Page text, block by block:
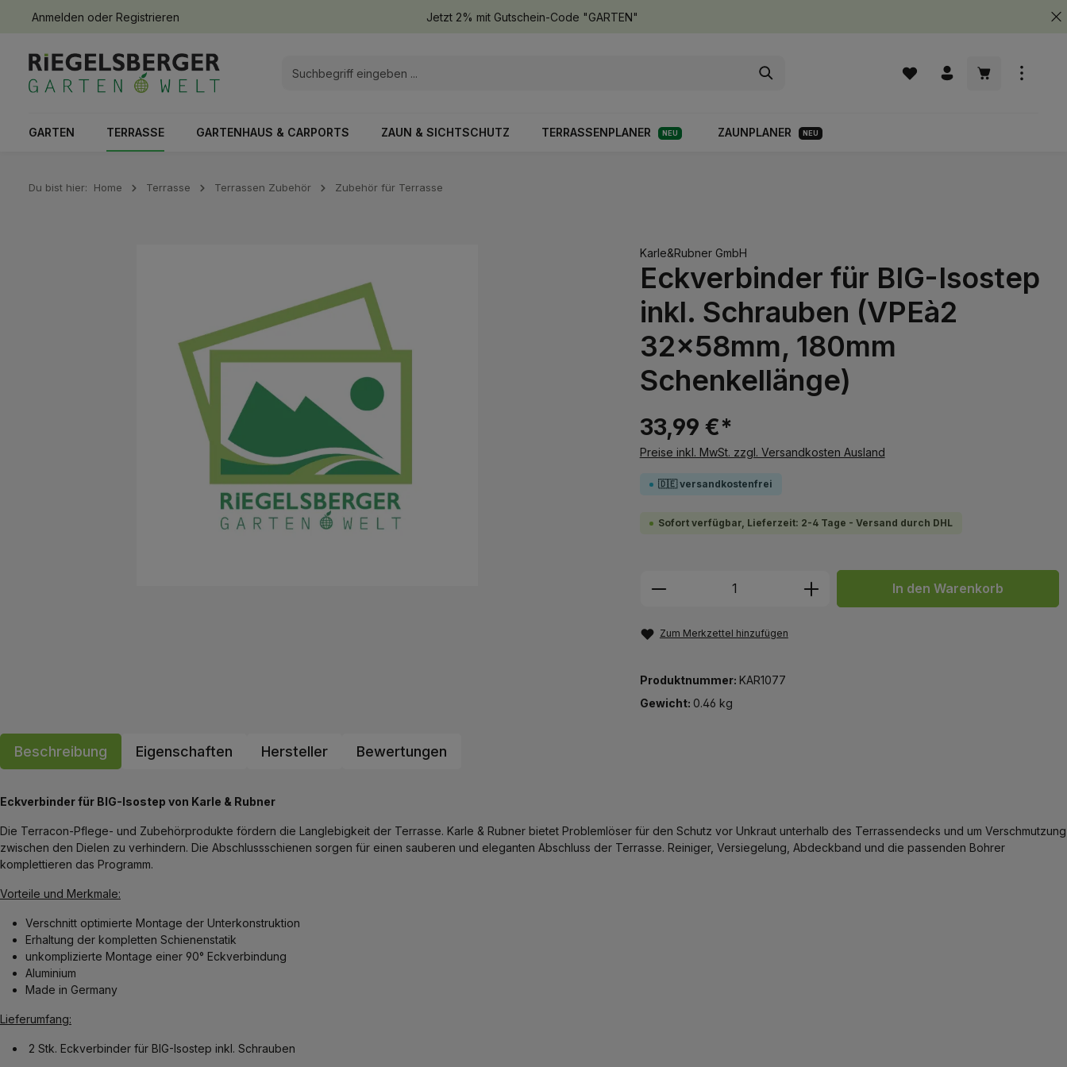
Zur Hauptnavigation springen
Anmelden oder Registrieren Jetzt 2% mit Gutschein-Code "GARTEN"
Warenkorb
GARTEN TERRASSE GARTENHAUS & CARPORTS ZAUN & SICHTSCHUTZ TERRASSENPLANER NEU ZAUNPLANER NEU
Du bist hier: Home Terrasse Terrassen Zubehör Zubehör für Terrasse
Karle&Rubner GmbH
Eckverbinder für BIG-Isostep
inkl. Schrauben (VPEà2
32x58mm, 180mm
Schenkellänge)
33,99 €*
Preise inkl. MwSt. zzgl. Versandkosten Ausland
🇩🇪 versandkostenfrei
Sofort verfügbar, Lieferzeit: 2-4 Tage - Versand durch DHL
Produkt Anzahl: Gib den gewünschten Wert
In den Warenkorb
Zum Merkzettel hinzufügen
Produktnummer: KAR1077
Gewicht: 0.46 kg
Beschreibung Eigenschaften Hersteller Bewertungen
Eckverbinder für BIG-Isostep von Karle & Rubner
Die Terracon-Pflege- und Zubehörprodukte fördern die Langlebigkeit der Terrasse. Karle & Rubner bietet Problemlöser für den Schutz vor Unkraut unterhalb des Terrassendecks und um Verschmutzung
zwischen den Dielen zu verhindern. Die Abschlussschienen sorgen für einen sauberen und eleganten Abschluss der Terrasse. Reiniger, Versiegelung, Abdeckband und die passenden Bohrer
komplettieren das Programm.
Vorteile und Merkmale:
Verschnitt optimierte Montage der Unterkonstruktion
Erhaltung der kompletten Schienenstatik
unkomplizierte Montage einer 90° Eckverbindung
Aluminium
Made in Germany
Lieferumfang:
2 Stk. Eckverbinder für BIG-Isostep inkl. Schrauben